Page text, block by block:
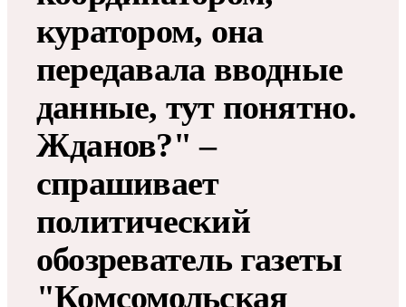
куратором, она
передавала вводные
данные, тут понятно.
Жданов?" –
спрашивает
политический
обозреватель газеты
"Комсомольская